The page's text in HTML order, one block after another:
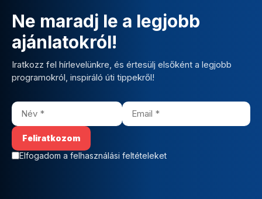
Ne maradj le a legjobb
ajánlatokról!
Iratkozz fel hírlevelünkre, és értesülj elsőként a legjobb
programokról, inspiráló úti tippekről!
Elfogadom a felhasználási feltételeket